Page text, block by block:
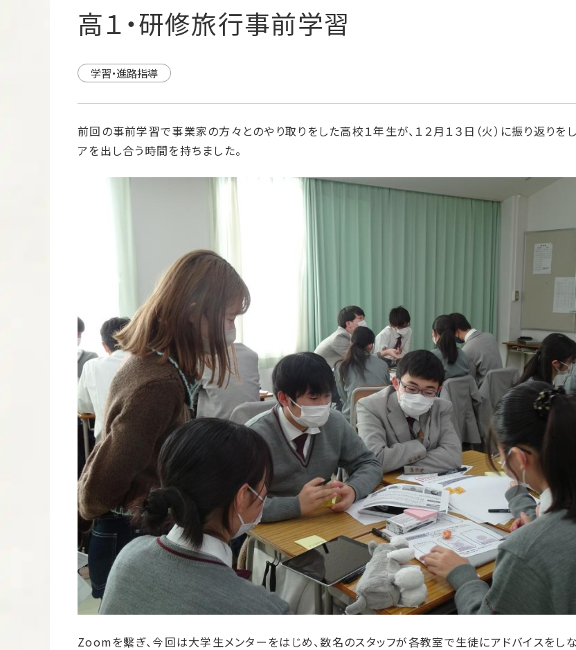
高１・研修旅行事前学習
学習・進路指導
前回の事前学習で事業家の方々とのやり取りをした高校１年生が、１２月１３日（火）に振り返りを
アを出し合う時間を持ちました。
Zoomを繫ぎ、今回は大学生メンターをはじめ、数名のスタッフが各教室で生徒にアドバイスをし